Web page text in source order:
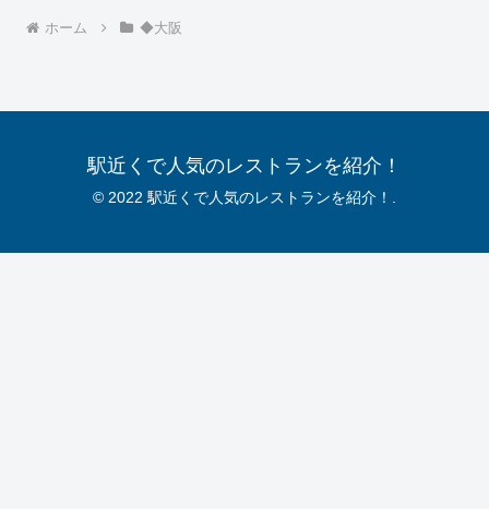
ホーム ◆大阪
駅近くで人気のレストランを紹介！
© 2022 駅近くで人気のレストランを紹介！.